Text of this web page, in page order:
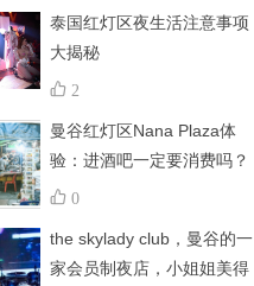
泰国红灯区夜生活注意事项
大揭秘
2
曼谷红灯区Nana Plaza体
验：进酒吧一定要消费吗？
有什么禁忌呢？
0
the skylady club，曼谷的一
家会员制夜店，小姐姐美得